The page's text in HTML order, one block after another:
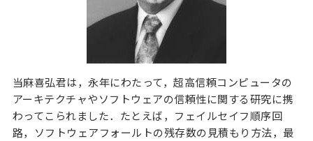
当麻喜弘君は，永年にわたって，超高信頼コンピュータの
アーキテクチャやソフトウェアの信頼性に関する研究に携
わってこられました．たとえば，フェイルセイフ順序回
路，ソフトウェアフォールトの残存数の見積もり方法，最